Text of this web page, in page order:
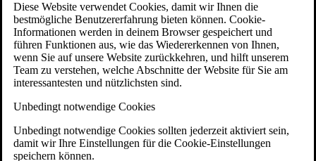
Diese Website verwendet Cookies, damit wir Ihnen die
bestmögliche Benutzererfahrung bieten können. Cookie-
Informationen werden in deinem Browser gespeichert und
führen Funktionen aus, wie das Wiedererkennen von Ihnen,
wenn Sie auf unsere Website zurückkehren, und hilft unserem
Team zu verstehen, welche Abschnitte der Website für Sie am
interessantesten und nützlichsten sind.
Unbedingt notwendige Cookies
Unbedingt notwendige Cookies sollten jederzeit aktiviert sein,
damit wir Ihre Einstellungen für die Cookie-Einstellungen
speichern können.